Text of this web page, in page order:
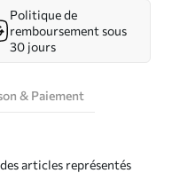
Politique de
remboursement sous
30 jours
& Paiement
articles représentés